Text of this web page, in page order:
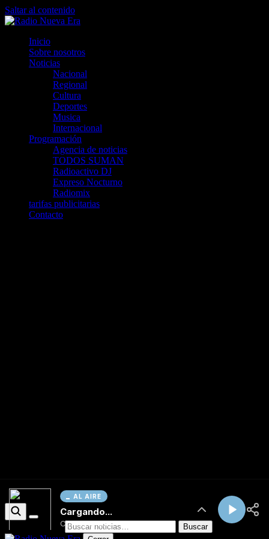
AL AIRE
Cargando...
Conectando...